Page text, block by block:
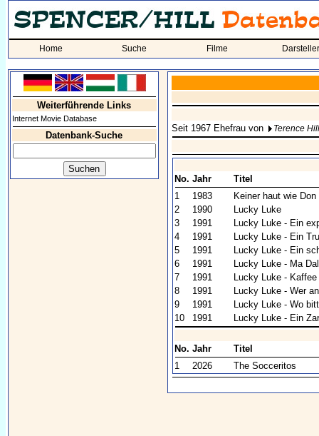
Home Suche Filme Darsteller
Weiterführende Links
Internet Movie Database
Datenbank-Suche
Seit 1967 Ehefrau von Terence
No. Jahr
Titel
1
1983
Keiner haut wie
2
1990
Lucky Luke
3
1991
Lucky Luke - Ein
4
1991
Lucky Luke - Ein
5
1991
Lucky Luke - Ein
6
1991
Lucky Luke - Ma
7
1991
Lucky Luke -
8
1991
Lucky Luke - Wer
9
1991
Lucky Luke - Wo
10
1991 Lucky Luke - Ein
No. Jahr
Titel
1
2026 The Socceritos